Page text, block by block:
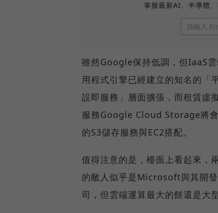
掌握最新AI、半導體
雖然Google保持低調，但IaaS
用程式引擎已經建立的知名的「
設即服務」層面擴張，而租賃虛
服務Google Cloud Storage將
的S3儲存服務與EC2搭配。
值得注意的是，檯面上看起來
的敵人似乎是Microsoft與其開
司，但雲端運算最大的餅還是